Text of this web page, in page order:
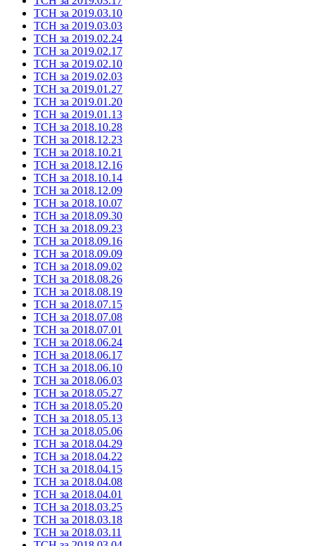
ТСН за 2019.03.10
ТСН за 2019.03.03
ТСН за 2019.02.24
ТСН за 2019.02.17
ТСН за 2019.02.10
ТСН за 2019.02.03
ТСН за 2019.01.27
ТСН за 2019.01.20
ТСН за 2019.01.13
ТСН за 2018.10.28
ТСН за 2018.12.23
ТСН за 2018.10.21
ТСН за 2018.12.16
ТСН за 2018.10.14
ТСН за 2018.12.09
ТСН за 2018.10.07
ТСН за 2018.09.30
ТСН за 2018.09.23
ТСН за 2018.09.16
ТСН за 2018.09.09
ТСН за 2018.09.02
ТСН за 2018.08.26
ТСН за 2018.08.19
ТСН за 2018.07.15
ТСН за 2018.07.08
ТСН за 2018.07.01
ТСН за 2018.06.24
ТСН за 2018.06.17
ТСН за 2018.06.10
ТСН за 2018.06.03
ТСН за 2018.05.27
ТСН за 2018.05.20
ТСН за 2018.05.13
ТСН за 2018.05.06
ТСН за 2018.04.29
ТСН за 2018.04.22
ТСН за 2018.04.15
ТСН за 2018.04.08
ТСН за 2018.04.01
ТСН за 2018.03.25
ТСН за 2018.03.18
ТСН за 2018.03.11